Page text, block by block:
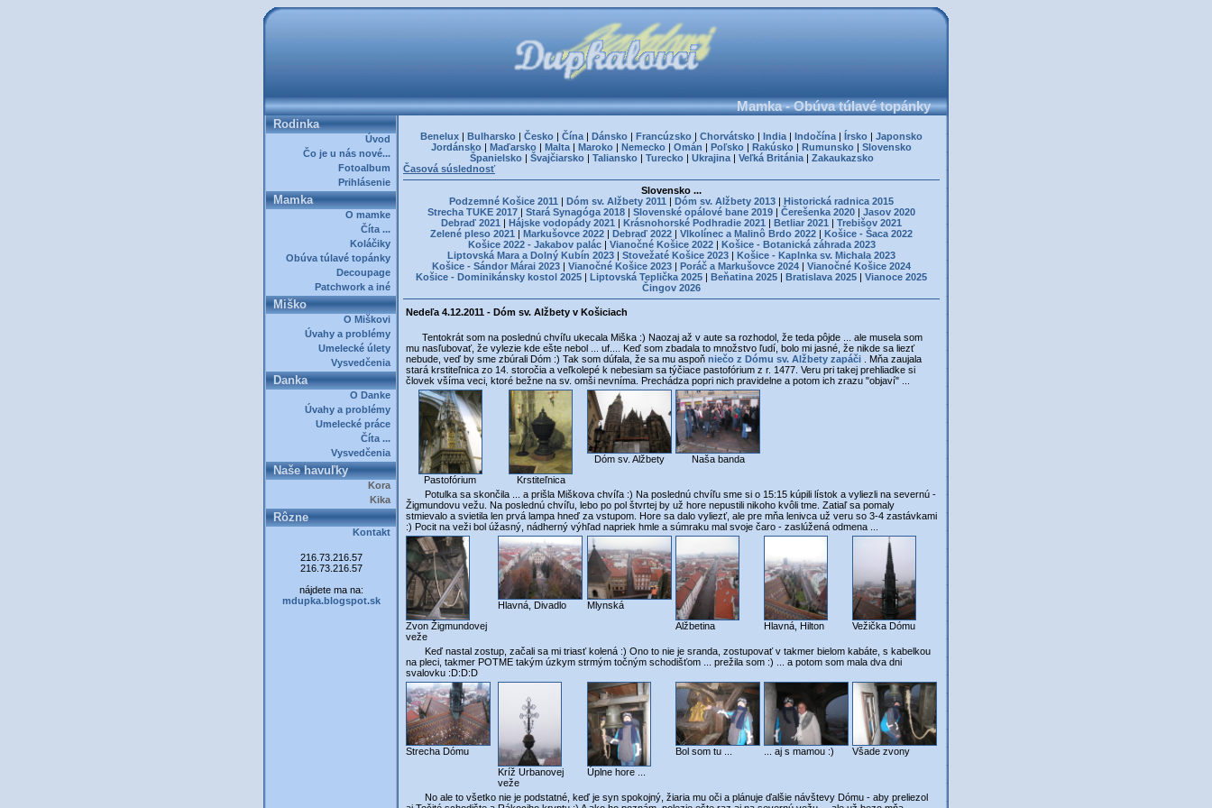
Mamka - Obúva túlavé topánky
Rodinka
Úvod
Čo je u nás nové...
Fotoalbum
Prihlásenie
Mamka
O mamke
Číta ...
Koláčiky
Obúva túlavé topánky
Decoupage
Patchwork a iné
Miško
O Miškovi
Úvahy a problémy
Umelecké úlety
Vysvedčenia
Danka
O Danke
Úvahy a problémy
Umelecké práce
Číta ...
Vysvedčenia
Naše havuľky
Kora
Kika
Rôzne
Kontakt
216.73.216.57
216.73.216.57
nájdete ma na:
mdupka.blogspot.sk
Benelux | Bulharsko | Česko | Čína | Dánsko | Francúzsko | Chorvátsko | India | Indočína | Írsko | Japonsko
Jordánsko | Maďarsko | Malta | Maroko | Nemecko | Omán | Poľsko | Rakúsko | Rumunsko | Slovensko
Španielsko| Švajčiarsko| Taliansko| Turecko| Ukrajina| Veľká Británia| Zakaukazsko
Časová súslednosť
Slovensko ...
Podzemné Košice 2011 | Dóm sv. Alžbety 2011 | Dóm sv. Alžbety 2013 | Historická radnica 2015
Strecha TUKE 2017 | Stará Synagóga 2018 | Slovenské opálové bane 2019 | Čerešenka 2020 | Jasov 2020
Debraď 2021 | Hájske vodopády 2021 | Krásnohorské Podhradie 2021 | Betliar 2021 | Trebišov 2021
Zelené pleso 2021 | Markušovce 2022 | Debraď 2022 | Vlkolínec a Malinô Brdo 2022 | Košice - Šaca 2022
Košice 2022 - Jakabov palác| Vianočné Košice 2022| Košice - Botanická záhrada 2023
Liptovská Mara a Dolný Kubín 2023 | Stovežaté Košice 2023 | Košice - Kaplnka sv. Michala 2023
Košice - Sándor Márai 2023 | Vianočné Košice 2023 | Poráč a Markušovce 2024 | Vianočné Košice 2024
Košice - Dominikánsky kostol 2025 | Liptovská Teplička 2025 | Beňatina 2025 | Bratislava 2025 | Vianoce 2025
Čingov 2026
Nedeľa 4.12.2011 - Dóm sv. Alžbety v Košiciach
Tentokrát som na poslednú chvíľu ukecala Miška :) Naozaj až v aute sa rozhodol, že teda pôjde ... ale musela som
mu nasľubovať, že vylezie kde ešte nebol ... uf.... Keď som zbadala to množstvo ľudí, bolo mi jasné, že nikde sa liezť
nebude, veď by sme zbúrali Dóm :) Tak som dúfala, že sa mu aspoň niečo z Dómu sv. Alžbety zapáči
. Mňa zaujala
stará krstiteľnica zo 14. storočia a veľkolepé k nebesiam sa týčiace pastofórium z r. 1477. Veru pri takej prehliadke si
človek všíma veci, ktoré bežne na sv. omši nevníma. Prechádza popri nich pravidelne a potom ich zrazu "objaví" ...
Pastofórium Krstiteľnica
Dóm sv. Alžbety Naša banda
Potulka sa skončila ... a prišla Miškova chvíľa :) Na poslednú chvíľu sme si o 15:15 kúpili lístok a vyliezli na severnú -
Žigmundovu vežu. Na poslednú chvíľu, lebo po pol štvrtej by už hore nepustili nikoho kvôli tme. Zatiaľ sa pomaly
stmievalo a svietila len prvá lampa hneď za vstupom. Hore sa dalo vyliezť, ale pre mňa lenivca už veru so 3-4 zastávkami
:) Pocit na veži bol úžasný, nádherný výhľad napriek hmle a súmraku mal svoje čaro - zaslúžená odmena ...
Zvon Žigmundovej
veže
Hlavná, Divadlo
Mlynská
Alžbetina
Hlavná, Hilton Vežička Dómu
Keď nastal zostup, začali sa mi triasť kolená :) Ono to nie je sranda, zostupovať v takmer bielom kabáte, s kabelkou
na pleci, takmer POTME takým úzkym strmým točným schodišťom ... prežila som :) ... a potom som mala dva dni
svalovku :D:D:D
Strecha Dómu
Kríž Urbanovej
veže
Úplne hore ...
Bol som tu ... ... aj s mamou :) Všade zvony
No ale to všetko nie je podstatné, keď je syn spokojný, žiaria mu oči a plánuje ďalšie návštevy Dómu - aby preliezol